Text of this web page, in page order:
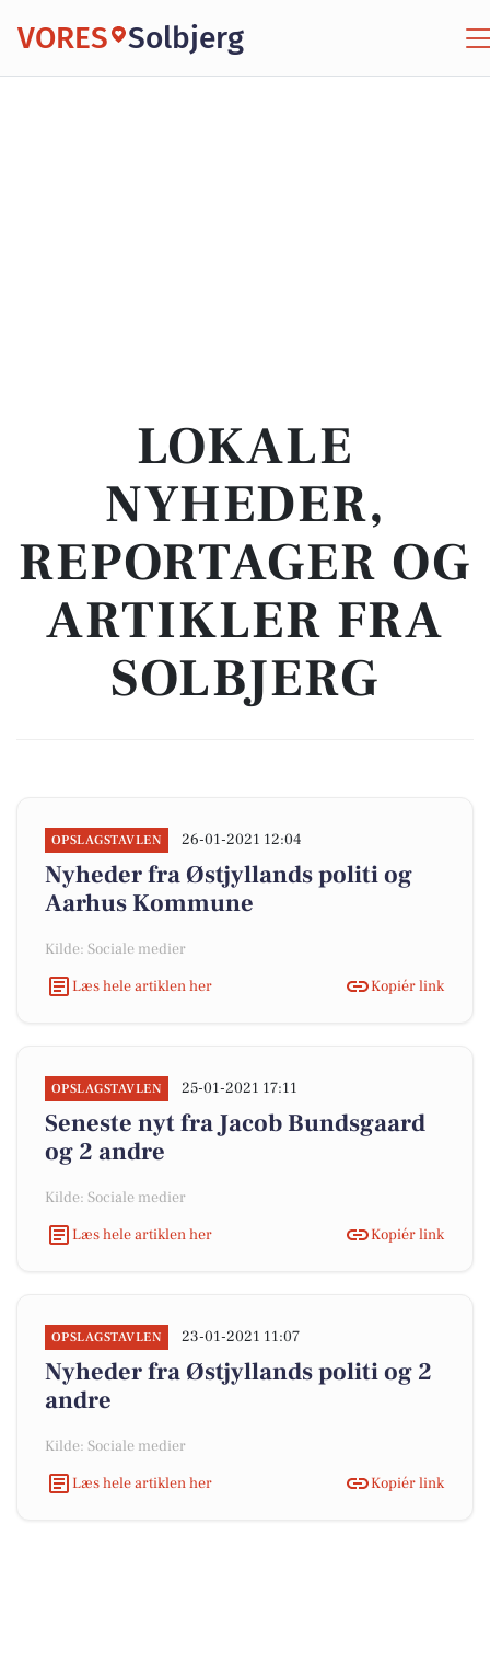
VORES Solbjerg
LOKALE
NYHEDER,
REPORTAGER OG
ARTIKLER FRA
SOLBJERG
OPSLAGSTAVLEN 26-01-2021 12:04
Nyheder fra Østjyllands politi og
Aarhus Kommune
Kilde: Sociale medier
Læs hele artiklen her
Kopiér link
OPSLAGSTAVLEN 25-01-2021 17:11
Seneste nyt fra Jacob Bundsgaard
og 2 andre
Kilde: Sociale medier
Læs hele artiklen her
Kopiér link
OPSLAGSTAVLEN 23-01-2021 11:07
Nyheder fra Østjyllands politi og 2
andre
Kilde: Sociale medier
Læs hele artiklen her
Kopiér link